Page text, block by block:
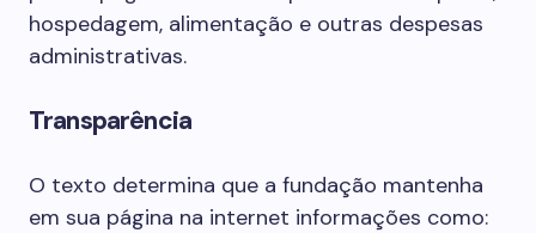
hospedagem, alimentação e outras despesas
administrativas.
Transparência
O texto determina que a fundação mantenha
em sua página na internet informações como: